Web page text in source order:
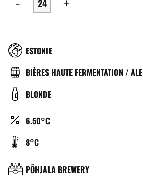
RÉGION
ESTONIE
TYPE
BIÈRE
BIÈRES HAUTE FERMENTATION / ALE
COULEUR
BLONDE
ALCOOL
6.50°C
TEMPÉRATURE
SERVICE
(°C)
8°C
BRASSERIE
PÕHJALA BREWERY